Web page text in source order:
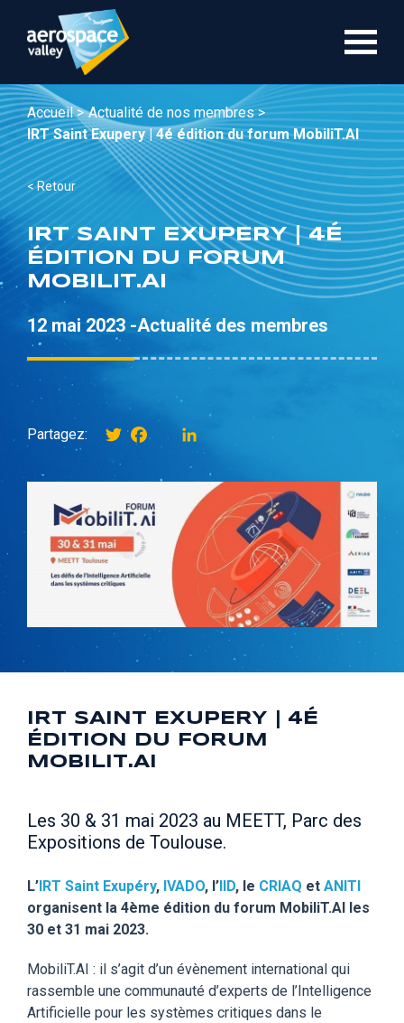
contenu
Accueil > Actualité de nos membres >
IRT Saint Exupery | 4é édition du forum MobiliT.AI
< Retour
IRT SAINT EXUPERY | 4É
ÉDITION DU FORUM
MOBILIT.AI
12 mai 2023 -Actualité des membres
Partagez: TwitterFacebookinstagram
IRT SAINT EXUPERY | 4É
ÉDITION DU FORUM
MOBILIT.AI
Les 30 & 31 mai 2023 au MEETT, Parc des
Expositions de Toulouse.
L’ IRT Saint Exupéry, IVADO, l’ IID, le CRIAQ et ANITI
organisent la 4ème édition du forum MobiliT.AI les
30 et 31 mai 2023.
MobiliT.AI : il s’agit d’un évènement international qui
rassemble une communauté d’experts de l’Intelligence
Artificielle pour les systèmes critiques dans le